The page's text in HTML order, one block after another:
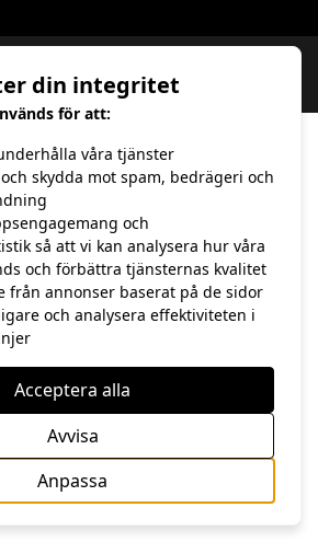
Kommunikation
din integritet
för att:
våra tjänster
skydda mot spam, bedrägeri och
och
så att vi kan analysera hur våra
och förbättra tjänsternas kvalitet
från annonser baserat på de sidor
och analysera effektiviteten i
Anpassa
Avvisa
Acceptera alla